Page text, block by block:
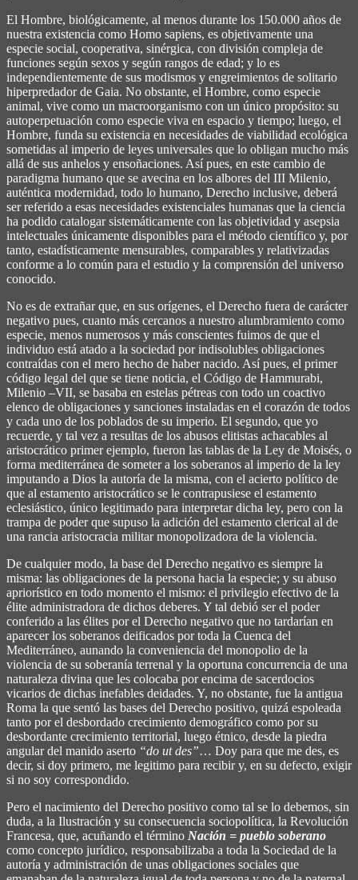
El Hombre, biológicamente, al menos durante los 150.000 años de
nuestra existencia como Homo sapiens, es objetivamente una
especie social, cooperativa, sinérgica, con división compleja de
funciones según sexos y según rangos de edad; y lo es
independientemente de sus modismos y engreimientos de solitario
hiperpredador de Gaia. No obstante, el Hombre, como especie
animal, vive como un macroorganismo con un único propósito: su
autoperpetuación como especie viva en espacio y tiempo; luego, el
Hombre, funda su existencia en necesidades de viabilidad ecológica
sometidas al imperio de leyes universales que lo obligan mucho más
allá de sus anhelos y ensoñaciones. Así pues, en este cambio de
paradigma humano que se avecina en los albores del III Milenio,
auténtica modernidad, todo lo humano, Derecho inclusive, deberá
ser referido a esas necesidades existenciales humanas que la ciencia
ha podido catalogar sistemáticamente con las objetividad y asepsia
intelectuales únicamente disponibles para el método científico y, por
tanto, estadísticamente mensurables, comparables y relativizadas
conforme a lo común para el estudio y la comprensión del universo
conocido.
No es de extrañar que, en sus orígenes, el Derecho fuera de carácter
negativo pues, cuanto más cercanos a nuestro alumbramiento como
especie, menos numerosos y más conscientes fuimos de que el
individuo está atado a la sociedad por indisolubles obligaciones
contraídas con el mero hecho de haber nacido. Así pues, el primer
código legal del que se tiene noticia, el Código de Hammurabi,
Milenio –VII, se basaba en estelas pétreas con todo un coactivo
elenco de obligaciones y sanciones instaladas en el corazón de todos
y cada uno de los poblados de su imperio. El segundo, que yo
recuerde, y tal vez a resultas de los abusos elitistas achacables al
aristocrático primer ejemplo, fueron las tablas de la Ley de Moisés, o
forma mediterránea de someter a los soberanos al imperio de la ley
imputando a Dios la autoría de la misma, con el acierto político de
que al estamento aristocrático se le contrapusiese el estamento
eclesiástico, único legitimado para interpretar dicha ley, pero con la
trampa de poder que supuso la adición del estamento clerical al de
una rancia aristocracia militar monopolizadora de la violencia.
De cualquier modo, la base del Derecho negativo es siempre la
misma: las obligaciones de la persona hacia la especie; y su abuso
apriorístico en todo momento el mismo: el privilegio efectivo de la
élite administradora de dichos deberes. Y tal debió ser el poder
conferido a las élites por el Derecho negativo que no tardarían en
aparecer los soberanos deificados por toda la Cuenca del
Mediterráneo, aunando la conveniencia del monopolio de la
violencia de su soberanía terrenal y la oportuna concurrencia de una
naturaleza divina que les colocaba por encima de sacerdocios
vicarios de dichas inefables deidades. Y, no obstante, fue la antigua
Roma la que sentó las bases del Derecho positivo, quizá espoleada
tanto por el desbordado crecimiento demográfico como por su
desbordante crecimiento territorial, luego étnico, desde la piedra
angular del manido aserto “do ut des”… Doy para que me des, es
decir, si doy primero, me legitimo para recibir y, en su defecto, exigir
si no soy correspondido.
Pero el nacimiento del Derecho positivo como tal se lo debemos, sin
duda, a la Ilustración y su consecuencia sociopolítica, la Revolución
Francesa, que, acuñando el término Nación = pueblo soberano
como concepto jurídico, responsabilizaba a toda la Sociedad de la
autoría y administración de unas obligaciones sociales que